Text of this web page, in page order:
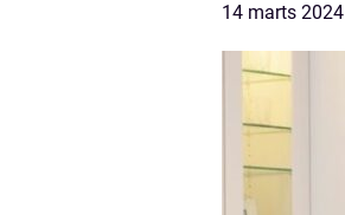
14 marts 2024